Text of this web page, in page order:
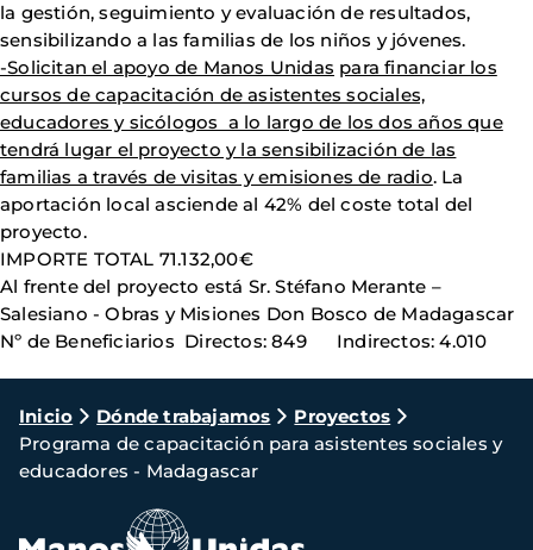
la gestión, seguimiento y evaluación de resultados,
sensibilizando a las familias de los niños y jóvenes.
-Solicitan el apoyo de Manos Unidas para financiar los
cursos de capacitación de asistentes sociales,
educadores y sicólogos a lo largo de los dos años que
tendrá lugar el proyecto y la sensibilización de las
familias a través de visitas y emisiones de radio. La
aportación local asciende al 42% del coste total del
proyecto.
IMPORTE TOTAL 71.132,00€
Al frente del proyecto está Sr. Stéfano Merante –
Salesiano - Obras y Misiones Don Bosco de Madagascar
Nº de Beneficiarios Directos: 849 Indirectos: 4.010
Ruta
de
navegación
Inicio Dónde trabajamos
Proyectos
Programa de capacitación para asistentes sociales y
educadores - Madagascar